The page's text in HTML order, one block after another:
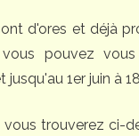
d'ores et déjà
pouvez
1er juin à
vous trouverez ci-